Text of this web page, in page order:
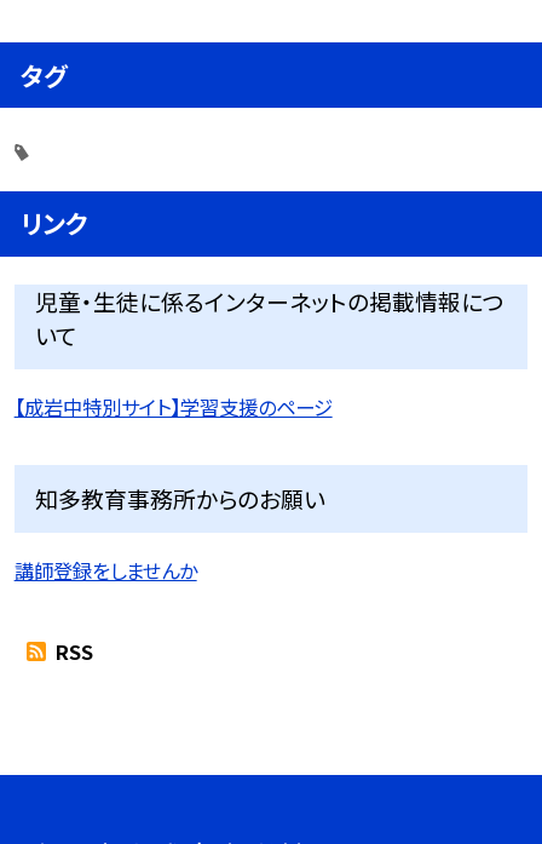
タグ
リンク
児童・生徒に係るインターネットの掲載情報につ
いて
【成岩中特別サイト】学習支援のページ
知多教育事務所からのお願い
講師登録をしませんか
RSS